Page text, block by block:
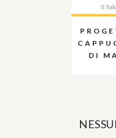
DI